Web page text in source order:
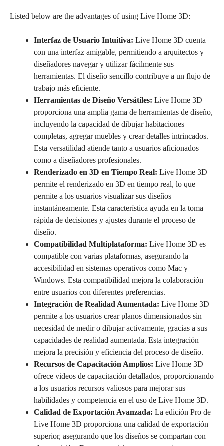
Listed below are the advantages of using Live Home 3D:
Interfaz de Usuario Intuitiva: Live Home 3D cuenta
con una interfaz amigable, permitiendo a arquitectos y
diseñadores navegar y utilizar fácilmente sus
herramientas. El diseño sencillo contribuye a un flujo de
trabajo más eficiente.
Herramientas de Diseño Versátiles: Live Home 3D
proporciona una amplia gama de herramientas de diseño,
incluyendo la capacidad de dibujar habitaciones
completas, agregar muebles y crear detalles intrincados.
Esta versatilidad atiende tanto a usuarios aficionados
como a diseñadores profesionales.
Renderizado en 3D en Tiempo Real: Live Home 3D
permite el renderizado en 3D en tiempo real, lo que
permite a los usuarios visualizar sus diseños
instantáneamente. Esta característica ayuda en la toma
rápida de decisiones y ajustes durante el proceso de
diseño.
Compatibilidad Multiplataforma: Live Home 3D es
compatible con varias plataformas, asegurando la
accesibilidad en sistemas operativos como Mac y
Windows. Esta compatibilidad mejora la colaboración
entre usuarios con diferentes preferencias.
Integración de Realidad Aumentada: Live Home 3D
permite a los usuarios crear planos dimensionados sin
necesidad de medir o dibujar activamente, gracias a sus
capacidades de realidad aumentada. Esta integración
mejora la precisión y eficiencia del proceso de diseño.
Recursos de Capacitación Amplios: Live Home 3D
ofrece videos de capacitación detallados, proporcionando
a los usuarios recursos valiosos para mejorar sus
habilidades y competencia en el uso de Live Home 3D.
Calidad de Exportación Avanzada: La edición Pro de
Live Home 3D proporciona una calidad de exportación
superior, asegurando que los diseños se compartan con